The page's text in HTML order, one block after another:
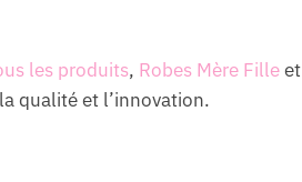
les produits, Robes Mère Filleet
qualité et l’innovation.